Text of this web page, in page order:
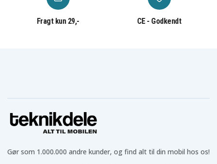
Fragt kun 29,- CE - Godkendt
Gør som 1.000.000 andre kunder, og find alt til din mobil hos os!